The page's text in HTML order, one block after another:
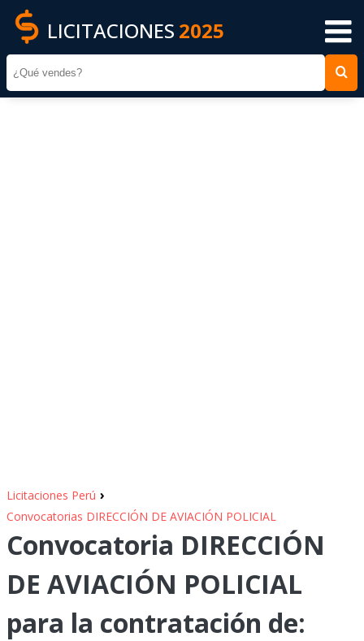
LICITACIONES 2025
Licitaciones Perú ›
Convocatorias DIRECCIÓN DE AVIACIÓN POLICIAL
Convocatoria DIRECCIÓN
DE AVIACIÓN POLICIAL
para la contratación de: